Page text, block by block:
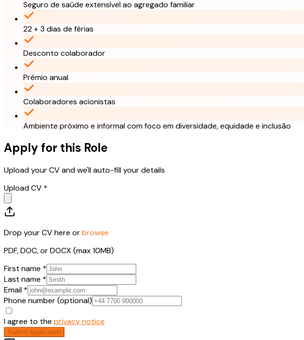
Seguro de saúde extensível ao agregado familiar
22 + 3 dias de férias
Desconto colaborador
Prémio anual
Colaboradores acionistas
Ambiente próximo e informal com foco em diversidade, equidade e inclusão
Apply for this Role
Upload your CV and we'll auto-fill your details
Upload CV *
Drop your CV here orbrowse
PDF, DOC, or DOCX (max 10MB)
First name *
Last name *
Email *
Phone number (optional)
I agree to the privacy notice
Submit Application